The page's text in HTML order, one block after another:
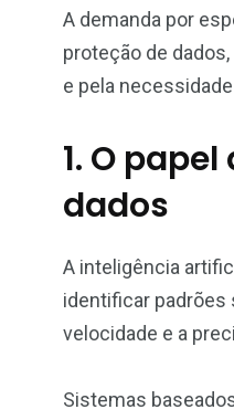
A demanda por
proteção de
e pela
1. O
dados
A inteligência
identificar padrões
velocidade e a
Sistemas